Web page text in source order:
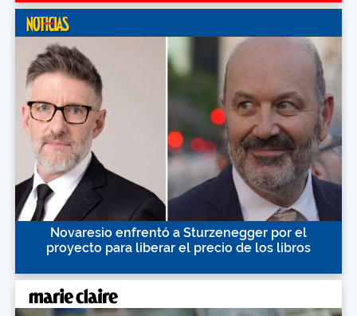
Novaresio enfrentó a Sturzenegger por el
proyecto para liberar el precio de los libros